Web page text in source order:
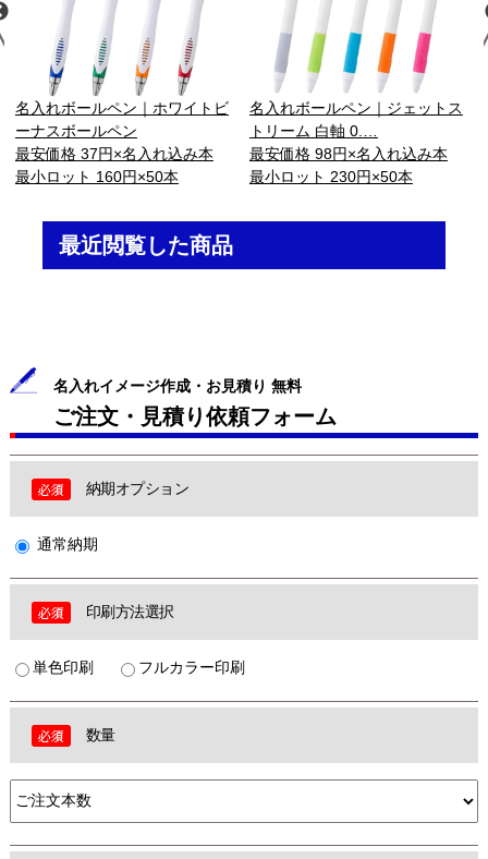
名入れボールペン｜ホワイトビ
ーナスボールペン
最安価格 37円×名入れ込み本
最小ロット 160円×50本
名入れボールペン｜ジェットス
トリーム 白軸 0.…
最安価格 98円×名入れ込み本
最小ロット 230円×50本
最近閲覧した商品
名入れイメージ作成・お見積り 無料
ご注文・見積り依頼フォーム
納期オプション
通常納期
印刷方法選択
単色印刷 フルカラー印刷
数量